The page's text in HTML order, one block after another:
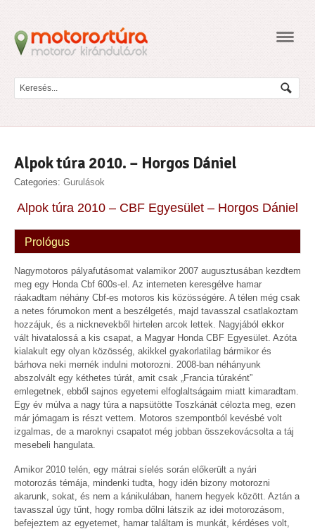
Alpok túra 2010. – Horgos Dániel
Categories: Gurulások
Alpok túra 2010 – CBF Egyesület – Horgos Dániel
Prológus
Nagymotoros pályafutásomat valamikor 2007 augusztusában kezdtem
meg egy Honda Cbf 600s-el. Az interneten keresgélve hamar
ráakadtam néhány Cbf-es motoros kis közösségére. A télen még csak
a netes fórumokon ment a beszélgetés, majd tavasszal csatlakoztam
hozzájuk, és a nicknevekből hirtelen arcok lettek. Nagyjából ekkor
vált hivatalossá a kis csapat, a Magyar Honda CBF Egyesület. Azóta
kialakult egy olyan közösség, akikkel gyakorlatilag bármikor és
bárhova neki mernék indulni motorozni. 2008-ban néhányunk
abszolvált egy kéthetes túrát, amit csak „Francia túraként”
emlegetnek, ebből sajnos egyetemi elfoglaltságaim miatt kimaradtam.
Egy év múlva a nagy túra a napsütötte Toszkánát célozta meg, ezen
már jómagam is részt vettem. Motoros szempontból kevésbé volt
izgalmas, de a maroknyi csapatot még jobban összekovácsolta a táj
mesebeli hangulata.
Amikor 2010 telén, egy mátrai síelés során előkerült a nyári
motorozás témája, mindenki tudta, hogy idén bizony motorozni
akarunk, sokat, és nem a kánikulában, hanem hegyek között. Aztán a
tavasszal úgy tűnt, hogy romba dőlni látszik az idei motorozásom,
befejeztem az egyetemet, hamar találtam is munkát, kérdéses volt,